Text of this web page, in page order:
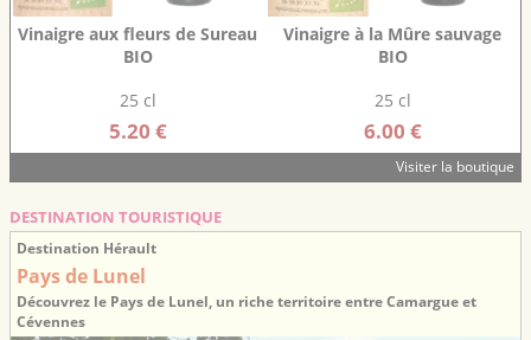
Vinaigre aux fleurs de Sureau
BIO
25 cl
5.20 €
Vinaigre à la Mûre sauvage
BIO
25 cl
6.00 €
Visiter la boutique
DESTINATION TOURISTIQUE
Destination Hérault
Pays de Lunel
Découvrez le Pays de Lunel, un riche territoire entre Camargue et
Cévennes